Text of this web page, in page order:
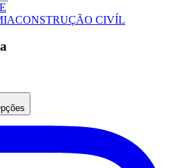
CONSTRUÇÃO CIVÍL